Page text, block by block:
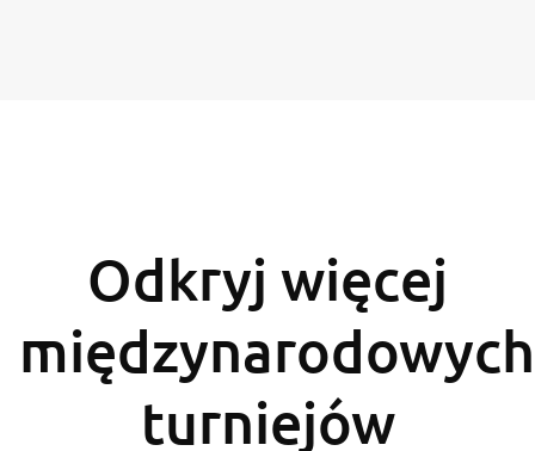
Odkryj więcej
międzynarodowych
turniejów